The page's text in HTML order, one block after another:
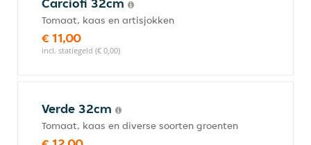
Tomaat, kaas en artisjokken
€ 11,00
incl. statiegeld (€ 0,00)
Verde 32cm
Tomaat, kaas en diverse soorten groenten